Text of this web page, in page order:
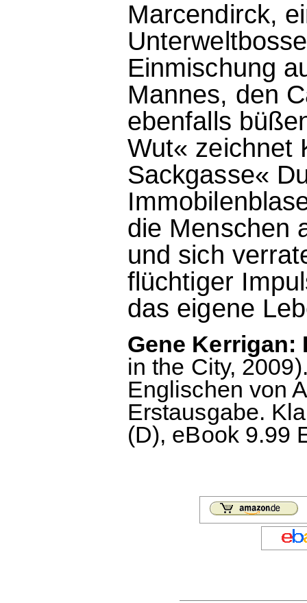
Marcendirck,
Einmischung
Mannes, den
ebenfalls
Wut« zeichnet
Sackgasse«
die Menschen
und sich
flüchtiger
das eigene
Gene Kerrigan:
in the City,
Englischen von
Erstausgabe.
(D), eBook 9.99